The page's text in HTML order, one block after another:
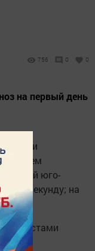
756 0 0
на первый день
юго-
в секунду; на
Местами